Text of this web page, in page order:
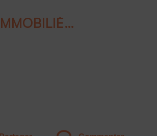
COLIVING : ENTRE INNOVATION IMMOBILIÈRE ET ENCADREMENT JURIDIQUE